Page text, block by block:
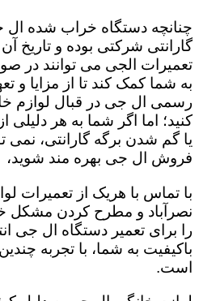
چنانچه دستگاه خراب شده ال
گارانتی شرکتی بوده و تاریخ
تعمیرات الجی می توانند در
به شما کمک کند تا از مزایا و
رسمی ال جی در قبال لوازم
کنید؛ اما اگر شما به هر دلیلی
یا گم شدن برگه گارانتی، نمی
فروش ال جی بهره مند شوید،
با تماس با هریک از تعمیرات
نصرآباد و مطرح کردن مشکل
را برای تعمیر دستگاه ال جی
باکیفیت به شما، با تجربه
است.